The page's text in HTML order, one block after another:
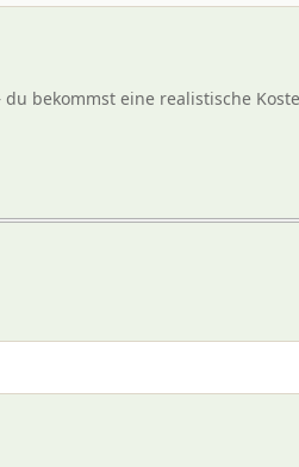
bekommst eine realistische